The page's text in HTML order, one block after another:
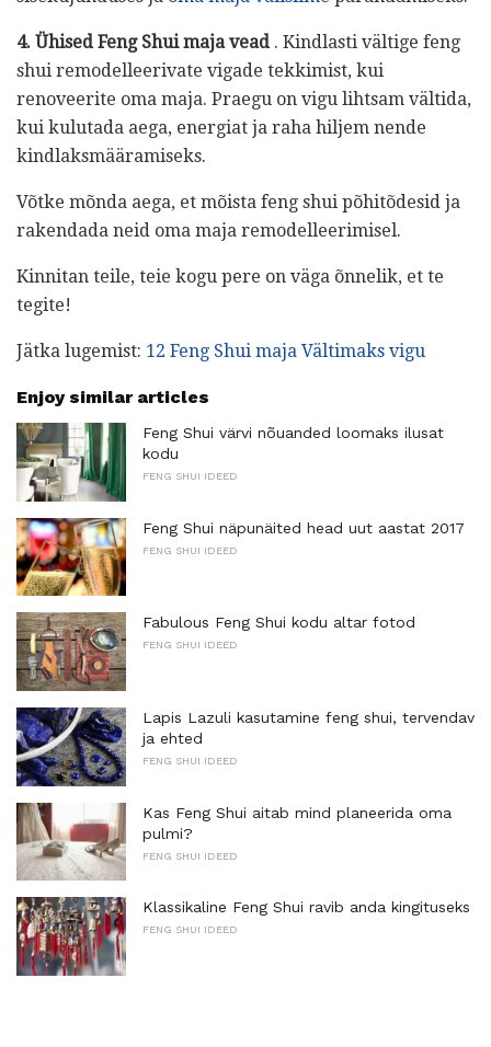
4. Ühised Feng Shui maja vead . Kindlasti vältige feng
shui remodelleerivate vigade tekkimist, kui
renoveerite oma maja. Praegu on vigu lihtsam vältida,
kui kulutada aega, energiat ja raha hiljem nende
kindlaksmääramiseks.
Võtke mõnda aega, et mõista feng shui põhitõdesid ja
rakendada neid oma maja remodelleerimisel.
Kinnitan teile, teie kogu pere on väga õnnelik, et te
tegite!
Jätka lugemist: 12 Feng Shui maja Vältimaks vigu
Enjoy similar articles
Feng Shui värvi nõuanded loomaks ilusat
kodu
FENG SHUI IDEED
Feng Shui näpunäited head uut aastat 2017
FENG SHUI IDEED
Fabulous Feng Shui kodu altar fotod
FENG SHUI IDEED
Lapis Lazuli kasutamine feng shui, tervendav
ja ehted
FENG SHUI IDEED
Kas Feng Shui aitab mind planeerida oma
pulmi?
FENG SHUI IDEED
Klassikaline Feng Shui ravib anda kingituseks
FENG SHUI IDEED